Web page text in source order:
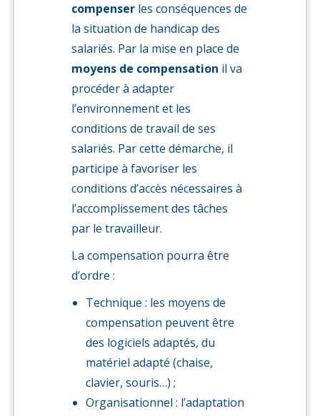
compenser les conséquences de
la situation de handicap des
salariés. Par la mise en place de
moyens de compensation il va
procéder à adapter
l’environnement et les
conditions de travail de ses
salariés. Par cette démarche, il
participe à favoriser les
conditions d’accès nécessaires à
l’accomplissement des tâches
par le travailleur.
La compensation pourra être
d’ordre :
Technique : les moyens de
compensation peuvent être
des logiciels adaptés, du
matériel adapté (chaise,
clavier, souris…) ;
Organisationnel : l’adaptation